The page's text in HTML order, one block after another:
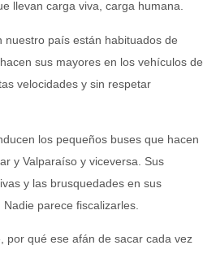
llevan carga viva, carga humana.
nuestro país están habituados de
sus mayores en los vehículos de
velocidades y sin respetar
los pequeños buses que hacen
y Valparaíso y viceversa. Sus
y las brusquedades en sus
parece fiscalizarles.
por qué ese afán de sacar cada vez